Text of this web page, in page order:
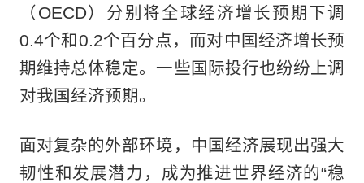
（OECD）分别将全球经济增长预期下调
0.4个和0.2个百分点，而对中国经济增长预
期维持总体稳定。一些国际投行也纷纷上调
对我国经济预期。
面对复杂的外部环境，中国经济展现出强大
韧性和发展潜力，成为推进世界经济的“稳